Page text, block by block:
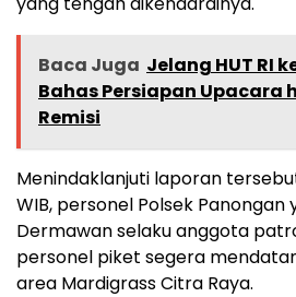
Baca Juga Jelang HUT RI
Bahas Persiapan Upacara
Remisi
Menindaklanjuti laporan
WIB, personel Polsek
Dermawan selaku anggota
personel piket segera
area Mardigrass Citra Raya.